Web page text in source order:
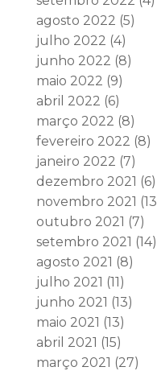
agosto 2022 (5)
julho 2022 (4)
junho 2022 (8)
maio 2022 (9)
abril 2022 (6)
março 2022 (8)
fevereiro 2022 (8)
janeiro 2022 (7)
dezembro 2021 (6)
novembro 2021
outubro 2021 (7)
setembro 2021 (14)
agosto 2021 (8)
julho 2021 (11)
junho 2021 (13)
maio 2021 (13)
abril 2021 (15)
março 2021 (27)